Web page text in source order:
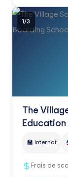
1/3
The
Education
🏫 Internat
Frais de